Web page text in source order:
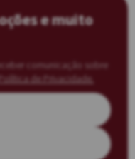
e muito
comunicação sobre
Política de Privacidade.